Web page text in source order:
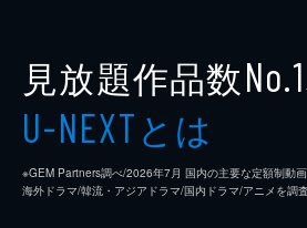
見放題作品数No.1
U-NEXTとは
※GEM Partners調べ/2026年7⽉ 国内の主要な定額制動
海外ドラマ/韓流・アジアドラマ/国内ドラマ/アニメを調